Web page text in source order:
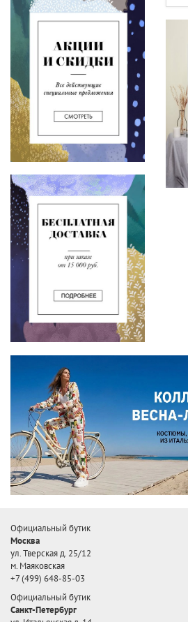
Официальный бутик
Москва
ул. Тверская д. 25/12
м. Маяковская
+7 (499) 648-85-03
Официальный бутик
Санкт-Петербург